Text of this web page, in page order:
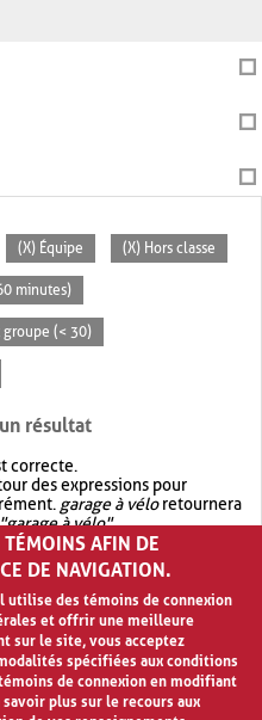
(X) Équipe (X) Hors classe
minutes)
groupe (< 30)
résultat
correcte.
des expressions pour
garage à véloretournera
"garage à vélo".
avec OR.garage OR vélo
quegarage à vélo
AFIN DE
DE NAVIGATION.
utilise des témoins de connexion
et offrir une meilleure
sur le site, vous acceptez
spécifiées aux conditions
de connexion en modifiant
plus sur le recours aux